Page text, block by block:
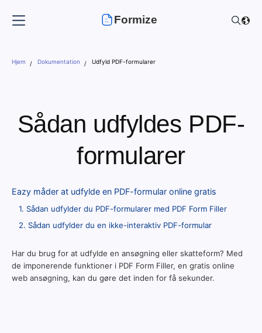
Formize
Hjem Dokumentation Udfyld PDF-formularer
Sådan udfyldes PDF-
formularer
Eazy måder at udfylde en PDF-formular online gratis
1. Sådan udfylder du PDF-formularer med PDF Form Filler
2. Sådan udfylder du en ikke-interaktiv PDF-formular
Har du brug for at udfylde en ansøgning eller skatteform? Med
de imponerende funktioner i PDF Form Filler, en gratis online
web ansøgning, kan du gøre det inden for få sekunder.